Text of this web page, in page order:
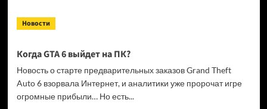
Новости
Когда GTA 6 выйдет на ПК?
Новость о старте предварительных заказов Grand Theft
Auto 6 взорвала Интернет, и аналитики уже пророчат игре
огромные прибыли… Но есть...